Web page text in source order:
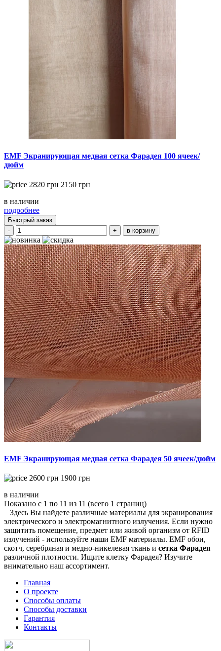
EMF Экранирующая медная сетка Фарадея 100 ячеек/
дюйм
2820 грн 2150 грн
в наличии
подробнее
Быстрый заказ
-
+ в корзину
EMF Экранирующая медная сетка Фарадея 50 ячеек/дюйм
2600 грн 1900 грн
в наличии
Показано с 1 по 11 из 11 (всего 1 страниц)
Здесь Вы найдете различные материалы для экранирования
электрического и электромагнитного излучения. Если нужно
защитить помещение, предмет или живой организм от RFID
излучений - используйте наши EMF материалы. EMF обои,
скотч, серебряная и медно-никелевая ткань и сетка Фарадея
различной плотности. Ищите клетку Фарадея? Изучите
внимательно наш ассортимент.
Главная
О проекте
Способы оплаты
Способы доставки
Гарантия
Контакты